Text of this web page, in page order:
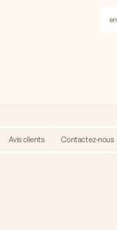
en
Avis clients Contactez-nous